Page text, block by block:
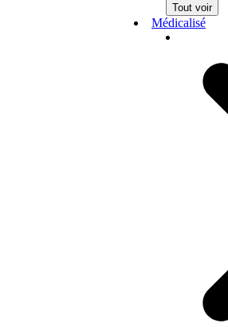
Tout voir
Médicalisé